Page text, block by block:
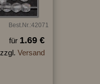
Best.Nr.:42071
für 1.69 €
zzgl. Versand